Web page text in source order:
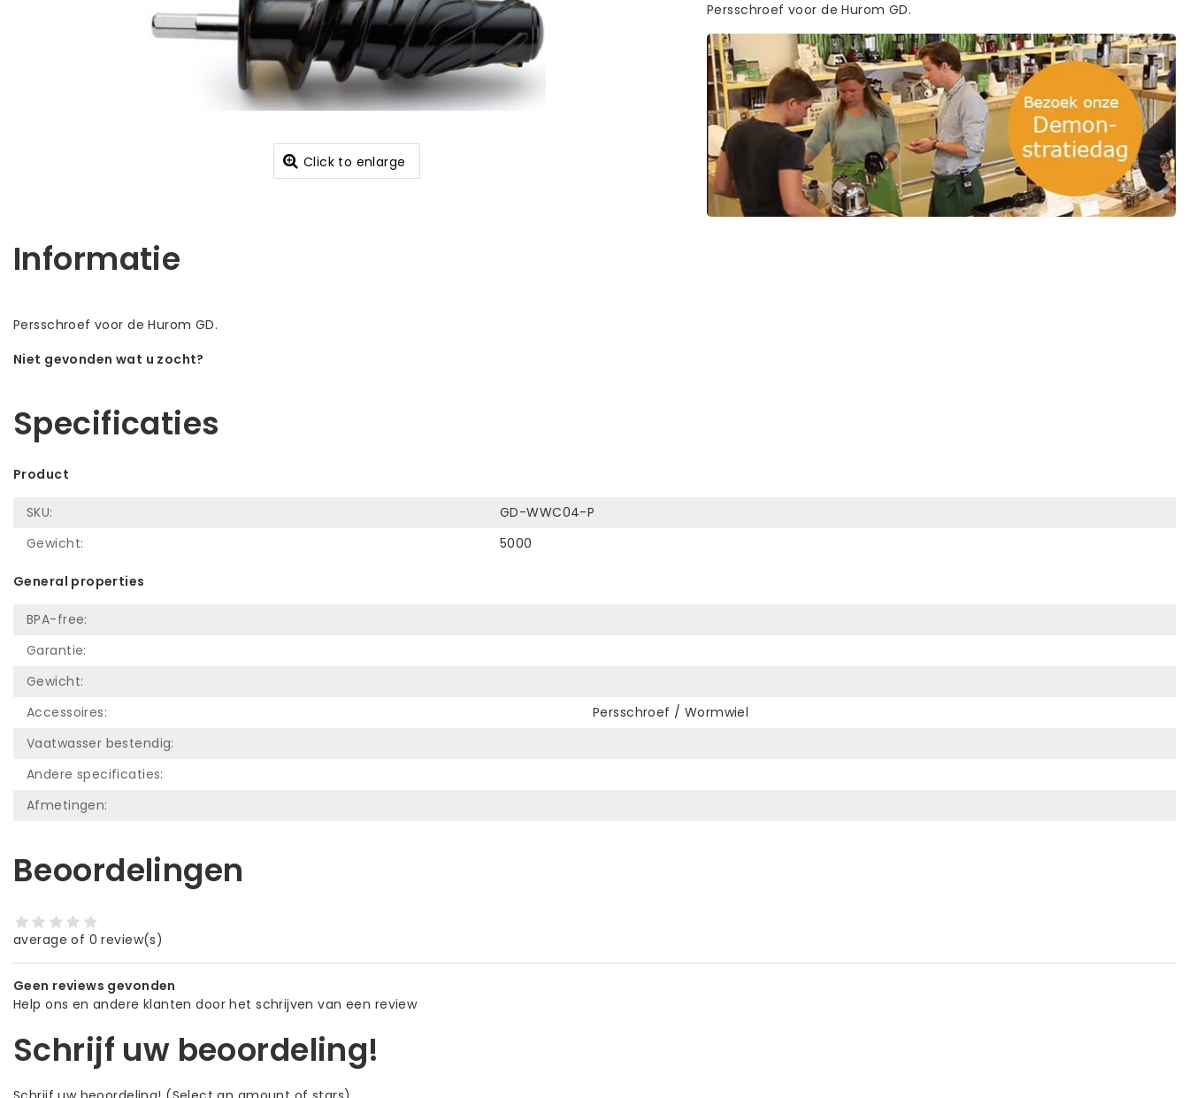
Click to enlarge
Persschroef voor de Hurom GD.
Informatie
Persschroef voor de Hurom GD.
Niet gevonden wat u zocht?
Specificaties
Product
SKU:
GD-WWC04-P
Gewicht:
5000
General properties
BPA-free:
Garantie:
Gewicht:
Accessoires:
Persschroef / Wormwiel
Vaatwasser bestendig:
Andere specificaties:
Afmetingen:
Beoordelingen
average of 0 review(s)
Geen reviews gevonden
Help ons en andere klanten door het schrijven van een review
Schrijf uw beoordeling!